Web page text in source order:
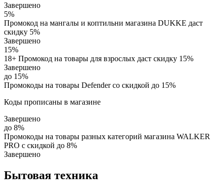
Завершено
5%
Промокод на мангалы и коптильни магазина DUKKE даст
скидку 5%
Завершено
15%
18+ Промокод на товары для взрослых даст скидку 15%
Завершено
до 15%
Промокоды на товары Defender со скидкой до 15%
Коды прописаны в магазине
Завершено
до 8%
Промокоды на товары разных категорий магазина WALKER
PRO с скидкой до 8%
Завершено
Бытовая техника